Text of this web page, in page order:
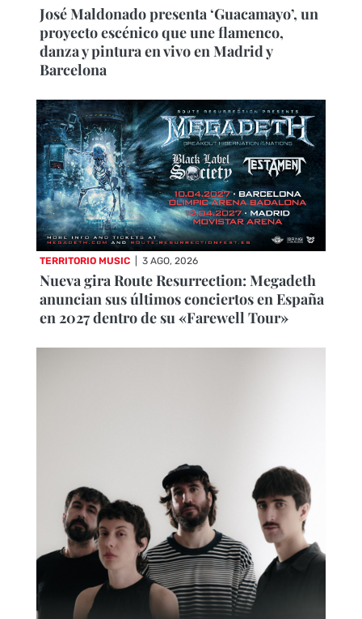
José Maldonado presenta ‘Guacamayo’, un
proyecto escénico que une flamenco,
danza y pintura en vivo en Madrid y
Barcelona
TERRITORIO MUSIC 3 AGO, 2026
Nueva gira Route Resurrection: Megadeth
anuncian sus últimos conciertos en España
en 2027 dentro de su «Farewell Tour»